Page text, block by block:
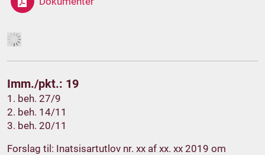
Imm./pkt.: 19
1. beh. 27/9
2. beh. 14/11
3. beh. 20/11
Forslag til: Inatsisartutlov nr. xx af xx. xx 2019 om